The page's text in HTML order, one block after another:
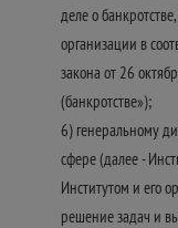
деле о
организации в
закона от 26
(банкротстве»);
6) генеральному
сфере (далее -
Институтом и его
решение задач и